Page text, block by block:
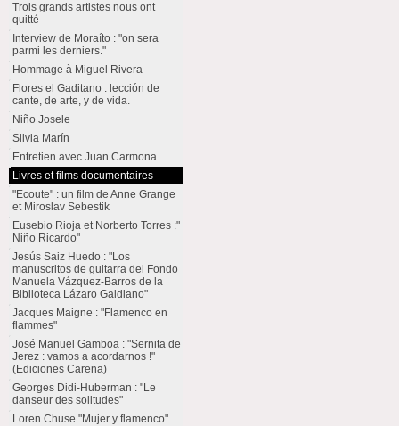
Trois grands artistes nous ont
quitté
Interview de Moraíto : "on sera
parmi les derniers."
Hommage à Miguel Rivera
Flores el Gaditano : lección de
cante, de arte, y de vida.
Niño Josele
Silvia Marín
Entretien avec Juan Carmona
Livres et films documentaires
"Ecoute" : un film de Anne Grange
et Miroslav Sebestik
Eusebio Rioja et Norberto Torres :"
Niño Ricardo"
Jesús Saiz Huedo : "Los
manuscritos de guitarra del Fondo
Manuela Vázquez-Barros de la
Biblioteca Lázaro Galdiano"
Jacques Maigne : "Flamenco en
flammes"
José Manuel Gamboa : "Sernita de
Jerez : vamos a acordarnos !"
(Ediciones Carena)
Georges Didi-Huberman : "Le
danseur des solitudes"
Loren Chuse "Mujer y flamenco"